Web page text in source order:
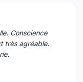
Conscience
très agréable.